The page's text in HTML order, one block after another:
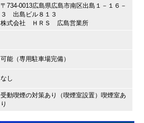
〒734-0013広島県広島市南区出島１－１６－
３ 出島ビル８１３
株式会社 ＨＲＳ 広島営業所
可能（専用駐車場完備）
なし
受動喫煙の対策あり（喫煙室設置）喫煙室あ
り